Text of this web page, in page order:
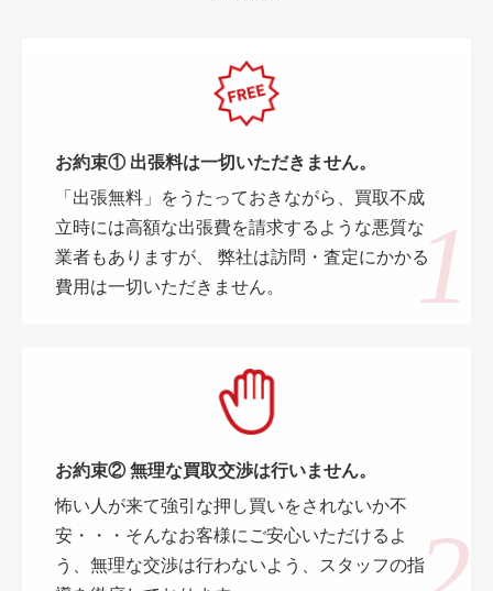
お約束① 出張料は一切いただきません。
「出張無料」をうたっておきながら、買取不成
立時には高額な出張費を請求するような悪質な
業者もありますが、 弊社は訪問・査定にかかる
費用は一切いただきません。
お約束② 無理な買取交渉は行いません。
怖い人が来て強引な押し買いをされないか不
安・・・そんなお客様にご安心いただけるよ
う、無理な交渉は行わないよう、スタッフの指